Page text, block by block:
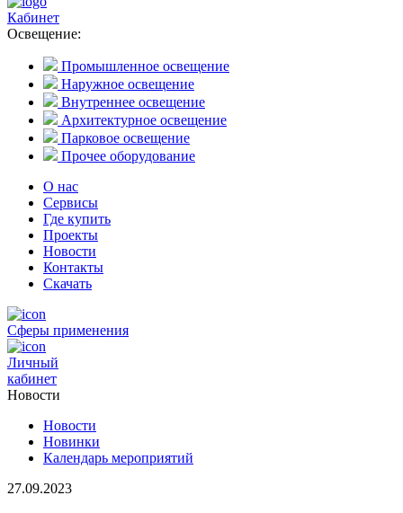
Кабинет
Освещение:
Промышленное освещение
Наружное освещение
Внутреннее освещение
Архитектурное освещение
Парковое освещение
Прочее оборудование
О нас
Сервисы
Где купить
Проекты
Новости
Контакты
Скачать
Сферы применения
Личный
кабинет
Новости
Новости
Новинки
Календарь мероприятий
27.09.2023